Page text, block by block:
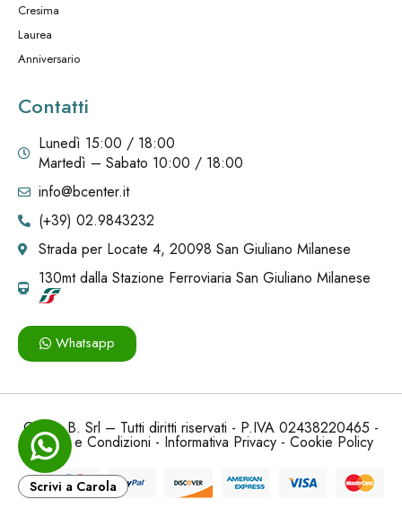
Cresima
Laurea
Anniversario
Contatti
Lunedì 15:00 / 18:00
Martedì – Sabato 10:00 / 18:00
info@bcenter.it
(+39) 02.9843232
Strada per Locate 4, 20098 San Giuliano Milanese
130mt dalla Stazione Ferroviaria San Giuliano Milanese
Whatsapp
Carola B. Srl – Tutti diritti riservati - P.IVA 02438220465 -
Termini e Condizioni - Informativa Privacy - Cookie Policy
Scrivi a Carola